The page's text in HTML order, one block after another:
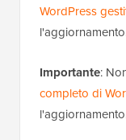
WordPress
Importante:
completo di